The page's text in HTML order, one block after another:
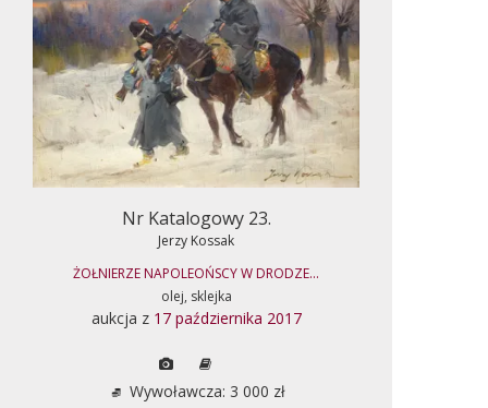
Nr Katalogowy 23.
Jerzy Kossak
ŻOŁNIERZE NAPOLEOŃSCY W DRODZE...
olej, sklejka
aukcja z 17 października 2017
Wywoławcza: 3 000 zł